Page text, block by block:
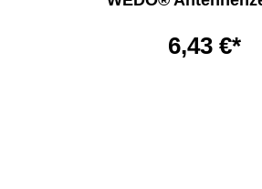
6,43 €*